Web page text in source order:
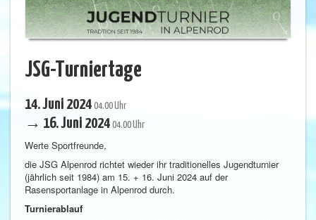
JSG-Turniertage
14. Juni 2024 04.00 Uhr
→ 16. Juni 2024 04.00 Uhr
Werte Sportfreunde,
die JSG Alpenrod richtet wieder ihr traditionelles Jugendturnier
(jährlich seit 1984) am 15. + 16. Juni 2024 auf der
Rasensportanlage in Alpenrod durch.
Turnierablauf